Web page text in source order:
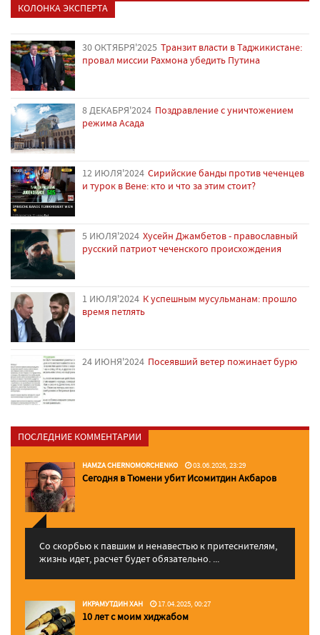
КОЛОНКА ЭКСПЕРТА
30 ОКТЯБРЯ'2025 Транзит власти в Таджикистане:
провал миссии Рахмона убедить Путина
8 ДЕКАБРЯ'2024 Поздравление с уничтожением
режима Асада
12 ИЮЛЯ'2024 Сирийские банды против чеченцев
и турок в Вене: кто и что за этим стоит?
5 ИЮЛЯ'2024 Хусейн Джамбетов - православный
русский патриот чеченского происхождения
1 ИЮЛЯ'2024 К успешным мусульманам: прошло
время петлять
24 ИЮНЯ'2024 Посеявший ветер пожинает бурю
ПОСЛЕДНИЕ КОММЕНТАРИИ
HAMZA CHERNOMORCHENKO 03.06.2026, 23:29
Сегодня в Тюмени убит Исомитдин Акбаров
Со скорбью к павшим и ненавестью к притеснителям,
жизнь идет, расчет будет обязательно. ...
ИКРАМУТДИН ХАН 17.04.2025, 00:27
10 лет с моим хиджабом